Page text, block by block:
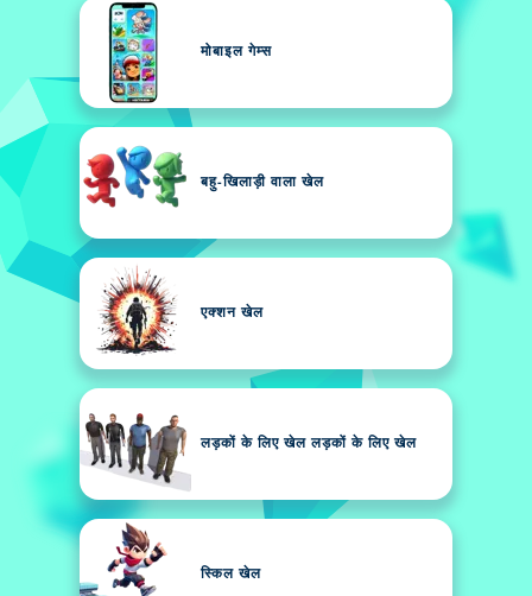
मोबाइल गेम्स
बहु-खिलाड़ी वाला खेल
एक्शन खेल
लड़कों के लिए खेल लड़कों के लिए खेल
स्किल खेल